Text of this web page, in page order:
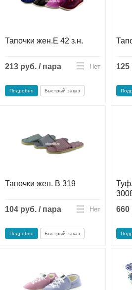
Тапочки жен.Е 42 з.н.
213 руб. / пара Нет
Подробно Быстрый заказ
125
Тапочки жен. В 319
104 руб. / пара Нет
Подробно Быстрый заказ
660